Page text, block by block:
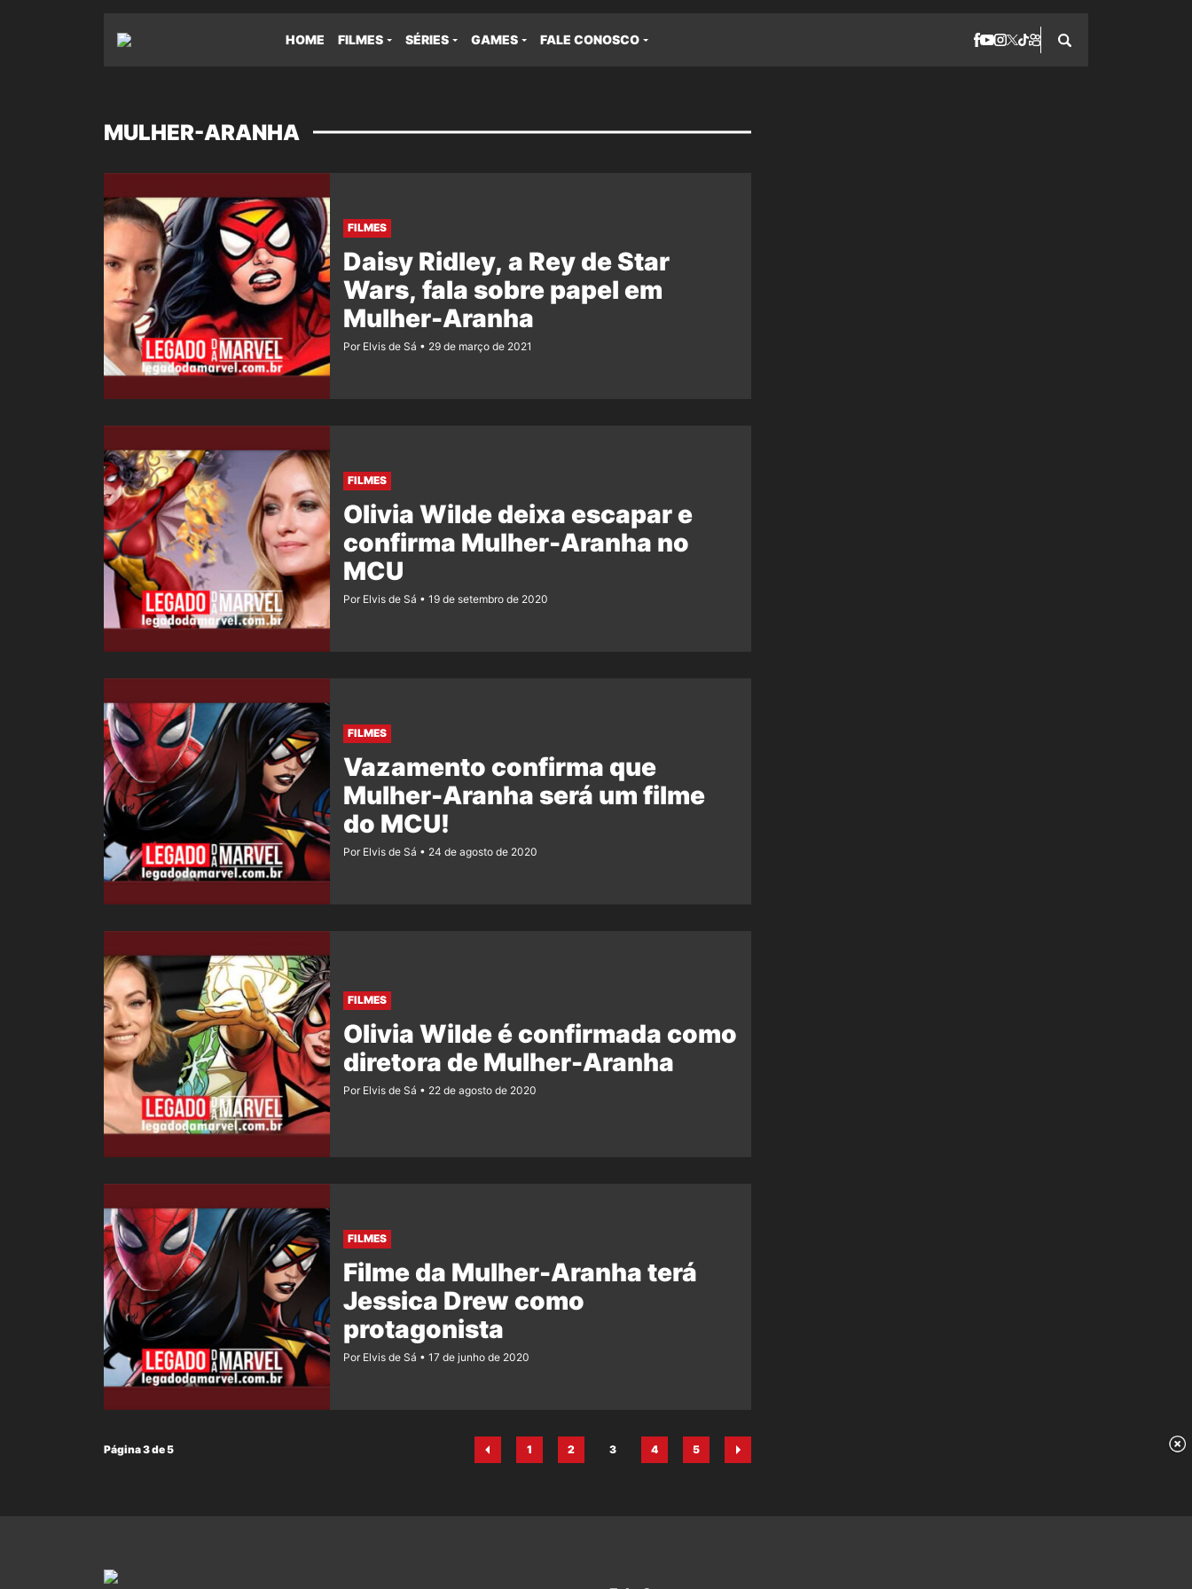
HOME FILMES SÉRIES GAMES FALE CONOSCO
MULHER-ARANHA
FILMES
Daisy Ridley, a Rey de Star
Wars, fala sobre papel em
Mulher-Aranha
Por Elvis de Sá 29 de março de 2021
FILMES
Olivia Wilde deixa escapar e
confirma Mulher-Aranha no
MCU
Por Elvis de Sá 19 de setembro de 2020
FILMES
Vazamento confirma que
Mulher-Aranha será um filme
do MCU!
Por Elvis de Sá 24 de agosto de 2020
FILMES
Olivia Wilde é confirmada como
diretora de Mulher-Aranha
Por Elvis de Sá 22 de agosto de 2020
FILMES
Filme da Mulher-Aranha terá
Jessica Drew como
protagonista
Por Elvis de Sá 17 de junho de 2020
Página 3 de 5
Página
1
Página
2
Página
3
Página
4
Página
5